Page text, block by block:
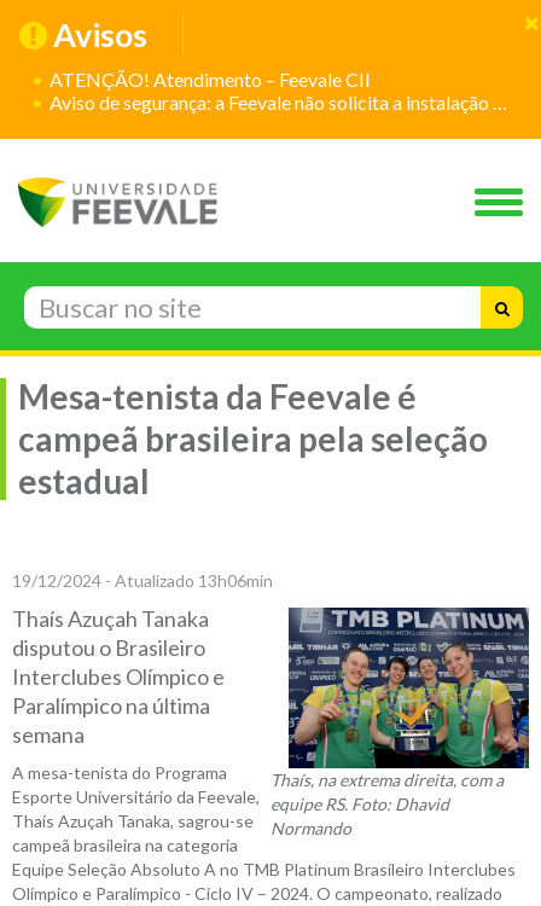
Avisos
ATENÇÃO! Atendimento – Feevale CII
Aviso de segurança: a Feevale não solicita a instalação de aplicativos
Mesa-tenista da Feevale é
campeã brasileira pela seleção
estadual
19/12/2024 - Atualizado 13h06min
Thaís, na extrema direita, com a
equipe RS. Foto: Dhavid
Normando
Thaís Azuçah Tanaka
disputou o Brasileiro
Interclubes Olímpico e
Paralímpico na última
semana
A mesa-tenista do Programa
Esporte Universitário da Feevale,
Thaís Azuçah Tanaka, sagrou-se
campeã brasileira na categoria
Equipe Seleção Absoluto A no TMB Platinum Brasileiro Interclubes
Olímpico e Paralímpico - Ciclo IV – 2024. O campeonato, realizado